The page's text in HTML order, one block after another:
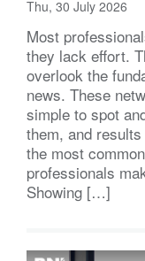
Thu, 30 July 2026
Most
they lack effort.
overlook the
news. These
simple to spot
them, and
the most
professionals
Showing […]